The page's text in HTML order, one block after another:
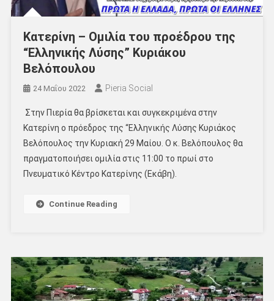
Κατερίνη – Ομιλία του προέδρου της
“Ελληνικής Λύσης” Κυριάκου
Βελόπουλου
24 Μαΐου 2022 Pieria Social
Στην Πιερία θα βρίσκεται και συγκεκριμένα στην
Κατερίνη ο πρόεδρος της “Ελληνικής Λύσης Κυριάκος
Βελόπουλος την Κυριακή 29 Μαίου. Ο κ. Βελόπουλος θα
πραγματοποιήσει ομιλία στις 11:00 το πρωί στο
Πνευματικό Κέντρο Κατερίνης (Εκάβη).
Continue Reading